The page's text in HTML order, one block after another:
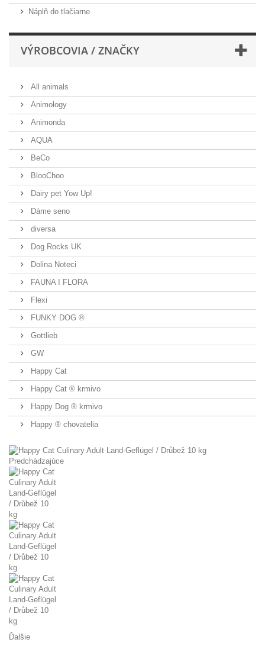
Náplň do tlačiarne
VÝROBCOVIA / ZNAČKY
All animals
Animology
Animonda
AQUA
BeCo
BlooChoo
Dairy pet Yow Up!
Dáme seno
diversa
Dog Rocks UK
Dolina Noteci
FAUNA I FLORA
Flexi
FUNKY DOG ®
Gottlieb
GW
Happy Cat
Happy Cat ® krmivo
Happy Dog ® krmivo
Happy ® chovatelia
Predchádzajúce
Ďalšie